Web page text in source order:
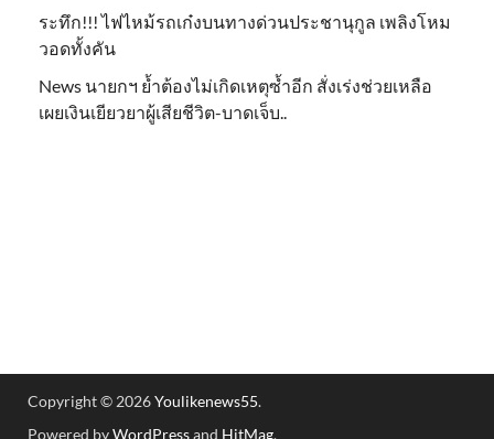
ระทึก!!! ไฟไหม้รถเก๋งบนทางด่วนประชานุกูล เพลิงโหม
วอดทั้งคัน
News นายกฯ ย้ำต้องไม่เกิดเหตุซ้ำอีก สั่งเร่งช่วยเหลือ
เผยเงินเยียวยาผู้เสียชีวิต-บาดเจ็บ..
Copyright © 2026Youlikenews55.
Powered byWordPressand HitMag.